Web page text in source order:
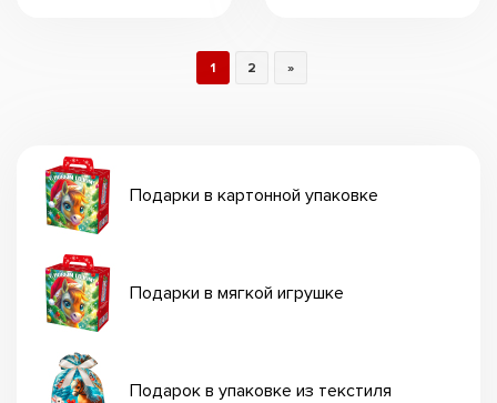
Подарки в картонной упаковке
Подарки в мягкой игрушке
Подарок в упаковке из текстиля
1 2 »